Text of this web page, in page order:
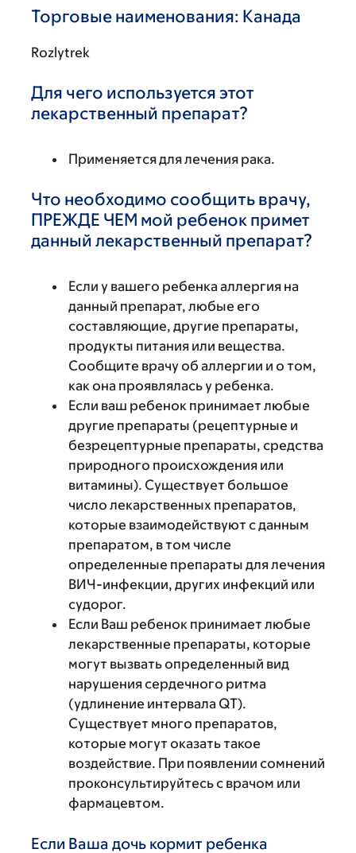
Торговые наименования: Канада
Rozlytrek
Для чего используется этот
лекарственный препарат?
Применяется для лечения рака.
Что необходимо сообщить врачу,
ПРЕЖДЕ ЧЕМ мой ребенок примет
данный лекарственный препарат?
Если у вашего ребенка аллергия на
данный препарат, любые его
составляющие, другие препараты,
продукты питания или вещества.
Сообщите врачу об аллергии и о том,
как она проявлялась у ребенка.
Если ваш ребенок принимает любые
другие препараты (рецептурные и
безрецептурные препараты, средства
природного происхождения или
витамины). Существует большое
число лекарственных препаратов,
которые взаимодействуют с данным
препаратом, в том числе
определенные препараты для лечения
ВИЧ-инфекции, других инфекций или
судорог.
Если Ваш ребенок принимает любые
лекарственные препараты, которые
могут вызвать определенный вид
нарушения сердечного ритма
(удлинение интервала QT).
Существует много препаратов,
которые могут оказать такое
воздействие. При появлении сомнений
проконсультируйтесь с врачом или
фармацевтом.
Если Ваша дочь кормит ребенка